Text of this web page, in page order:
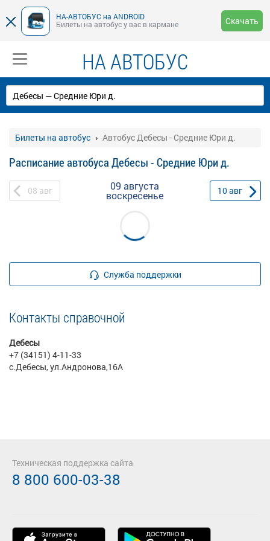
НА-АВТОБУС на ANDROID
Билеты на автобус у вас в кармане
Скачать
НА АВТОБУС
Билеты на автобус Автобус Дебесы - Средние Юри д.
Расписание автобуса Дебесы - Средние Юри д.
08 авг 09 августа
воскресенье 10авг
Служба поддержки
Контакты справочной
Дебесы
+7 (34151) 4-11-33
с.Дебесы, ул.Андронова,16А
Техническая поддержка сайта
8 800 600-03-38